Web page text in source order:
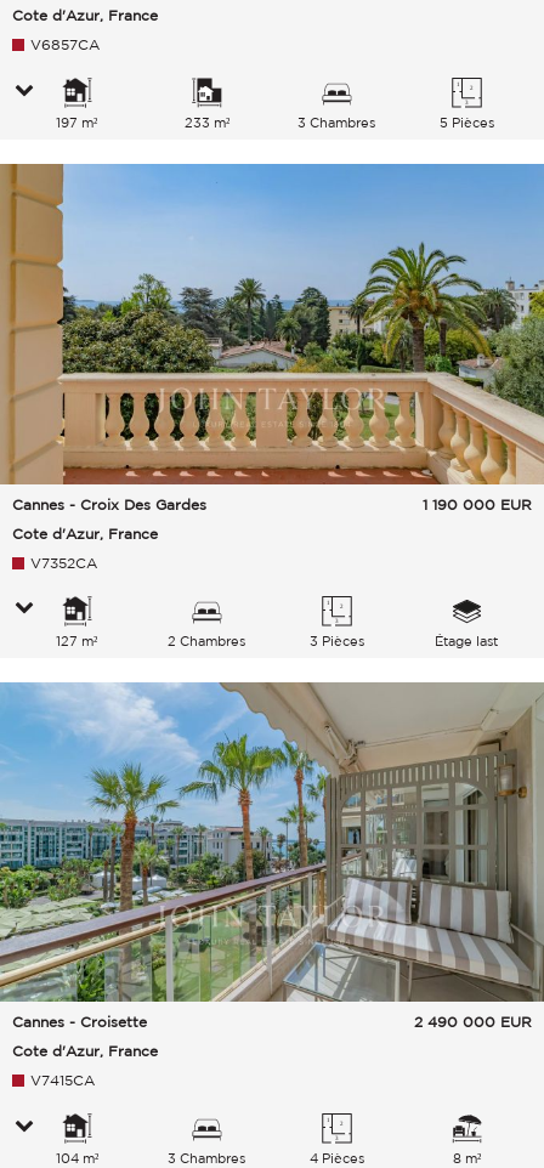
Cote d'Azur, France
V6857CA
197 m² 233 m² 3 Chambres 5 Pièces
Cannes - Croix Des Gardes
Cote d'Azur, France
1 190 000 EUR
V7352CA
127 m² 2 Chambres 3 Pièces Étage last
Cannes - Croisette
Cote d'Azur, France
2 490 000 EUR
V7415CA
104 m² 3 Chambres 4 Pièces 8 m²